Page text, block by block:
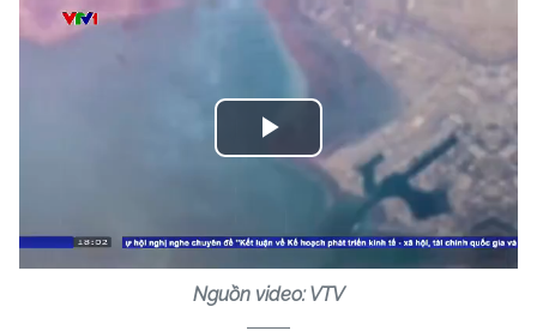
Play
Video
Nguồn video: VTV